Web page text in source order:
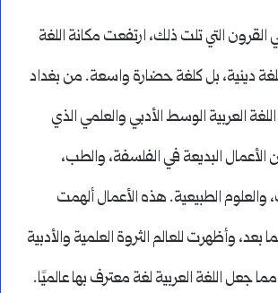
القرون التي تلت ذلك، ارتفعت مكانة اللغة
دينية، بل كلغة حضارة واسعة. من بغداد
العربية الوسط الأدبي والعلمي الذي
البديعة في الفلسفة، والطب،
والعلوم الطبيعية. هذه الأعمال ألهمت
بعد، وأظهرت للعالم الثروة العلمية والأدبية
جعل اللغة العربية لغة معترف بها عالميًا.